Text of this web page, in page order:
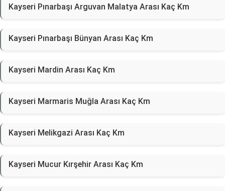
Kayseri Pınarbaşı Arguvan Malatya Arası Kaç Km
Kayseri Pınarbaşı Bünyan Arası Kaç Km
Kayseri Mardin Arası Kaç Km
Kayseri Marmaris Muğla Arası Kaç Km
Kayseri Melikgazi Arası Kaç Km
Kayseri Mucur Kırşehir Arası Kaç Km